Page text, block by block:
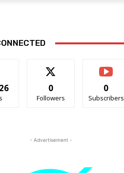
0
Followers
0
Subscribers
- Advertisement -